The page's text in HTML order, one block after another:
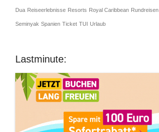
Dua Reiseerlebnisse Resorts Royal Caribbean Rundreisen
Seminyak Spanien Ticket TUI Urlaub
Lastminute: